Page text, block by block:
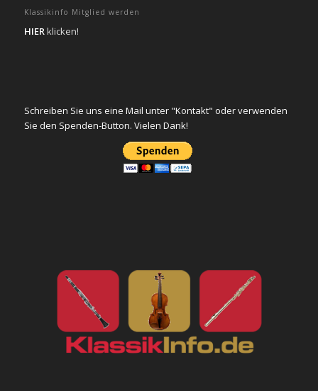
Klassikinfo Mitglied werden
HIER klicken!
Schreiben Sie uns eine Mail unter "Kontakt" oder verwenden
Sie den Spenden-Button. Vielen Dank!